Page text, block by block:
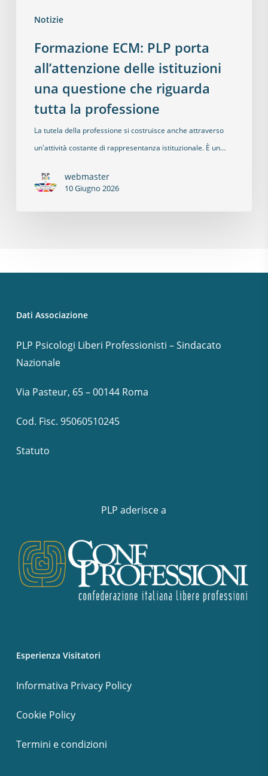
Notizie
Formazione ECM: PLP porta
all’attenzione delle istituzioni
una questione che riguarda
tutta la professione
La tutela della professione si costruisce anche attraverso
un'attività costante di rappresentanza istituzionale. È un…
webmaster
10 Giugno 2026
Dati Associazione
PLP Psicologi Liberi Professionisti – Sindacato
Nazionale
Via Pasteur, 65 – 00144 Roma
Cod. Fisc. 95060510245
Statuto
PLP aderisce a
Esperienza Visitatori
Informativa Privacy Policy
Cookie Policy
Termini e condizioni